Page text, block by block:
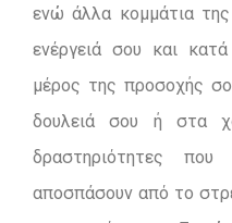
ενώ άλλα κομμάτια
ενέργειά σου και
μέρος της προσοχής
δουλειά σου ή στα
δραστηριότητες
αποσπάσουν από το